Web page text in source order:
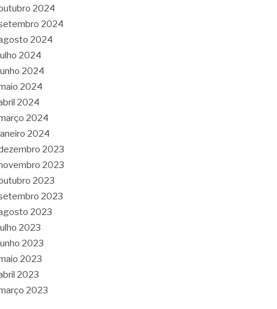
2024
2024
2024
2024
2024
2024
2024
2024
2024
2023
2023
2023
2023
2023
2023
2023
2023
2023
2023